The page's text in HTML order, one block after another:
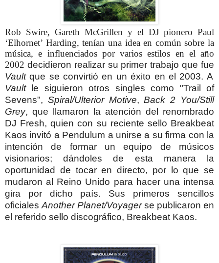
Rob Swire, Gareth McGrillen y el DJ pionero Paul
‘Elhornet’ Harding, tenían una idea en común sobre la
música, e influenciados por varios estilos en el año
2002 decidieron realizar su primer trabajo que fue
Vaultque se convirtió en un éxito en el 2003. A
Vault le siguieron otros singles como "Trail of
Sevens", Spiral/Ulterior Motive,Back 2 You/Still
Grey, que llamaron la atención del renombrado
DJ Fresh, quien con su reciente sello Breakbeat
Kaos invitó a Pendulum a unirse a su firma con la
intención de formar un equipo de músicos
visionarios;dándoles de esta manera la
oportunidad de tocar en directo, por lo que se
mudaron al Reino Unido para hacer una intensa
gira por dicho país. Sus primeros sencillos
oficiales Another Planet/Voyagerse publicaron en
el referido sello discográfico, Breakbeat Kaos.